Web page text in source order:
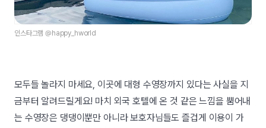
인스타그램 @happy_hworld
모두들 놀라지 마세요, 이곳에 대형 수영장까지 있다는 사실을 지
금부터 알려드릴게요! 마치 외국 호텔에 온 것 같은 느낌을 뿜어내
는 수영장은 댕댕이뿐만 아니라 보호자님들도 즐겁게 이용이 가